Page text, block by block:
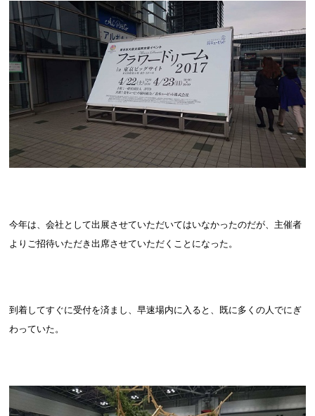
今年は、会社として出展させていただいてはいなかったのだが、主催者
よりご招待いただき出席させていただくことになった。
到着してすぐに受付を済まし、早速場内に入ると、既に多くの人でにぎ
わっていた。